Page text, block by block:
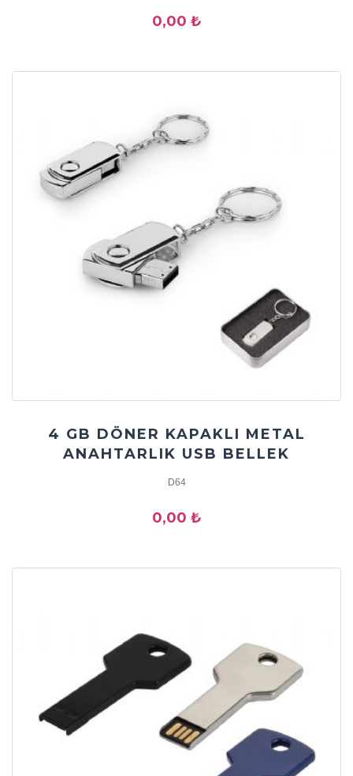
0,00 ₺
4 GB DÖNER KAPAKLI METAL
ANAHTARLIK USB BELLEK
D64
0,00 ₺